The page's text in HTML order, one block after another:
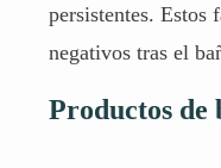
persistentes. Estos
negativos tras el
Productos de